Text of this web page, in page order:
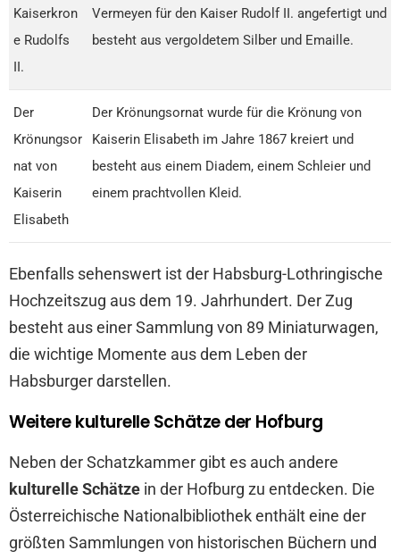
Kaiserkron
e Rudolfs
II.
Vermeyen für den Kaiser Rudolf II. angefertigt und
besteht aus vergoldetem Silber und Emaille.
Der
Krönungsor
nat von
Kaiserin
Elisabeth
Der Krönungsornat wurde für die Krönung von
Kaiserin Elisabeth im Jahre 1867 kreiert und
besteht aus einem Diadem, einem Schleier und
einem prachtvollen Kleid.
Ebenfalls sehenswert ist der Habsburg-Lothringische
Hochzeitszug aus dem 19. Jahrhundert. Der Zug
besteht aus einer Sammlung von 89 Miniaturwagen,
die wichtige Momente aus dem Leben der
Habsburger darstellen.
Weitere kulturelle Schätze der Hofburg
Neben der Schatzkammer gibt es auch andere
kulturelle Schätze in der Hofburg zu entdecken. Die
Österreichische Nationalbibliothek enthält eine der
größten Sammlungen von historischen Büchern und